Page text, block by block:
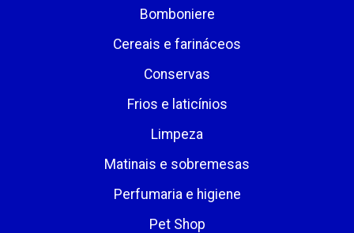
Bomboniere
Cereais e farináceos
Conservas
Frios e laticínios
Limpeza
Matinais e sobremesas
Perfumaria e higiene
Pet Shop